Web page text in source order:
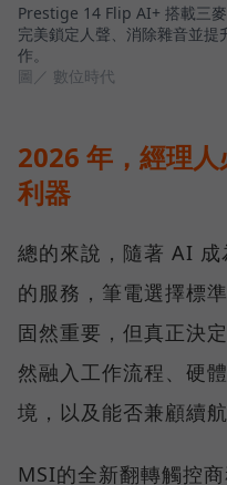
Prestige 14 Flip AI+ 搭載三
完美鎖定人聲、消除雜音並
作。
圖／ 數位時代
2026 年，經理
利器
總的來說，隨著 AI
的服務，筆電選擇標
固然重要，但真正決
然融入工作流程、硬
境，以及能否兼顧續
MSI的全新翻轉觸控